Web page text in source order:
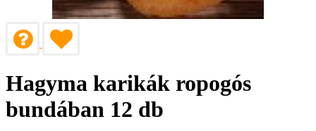
Hagyma karikák ropogós
bundában 12 db